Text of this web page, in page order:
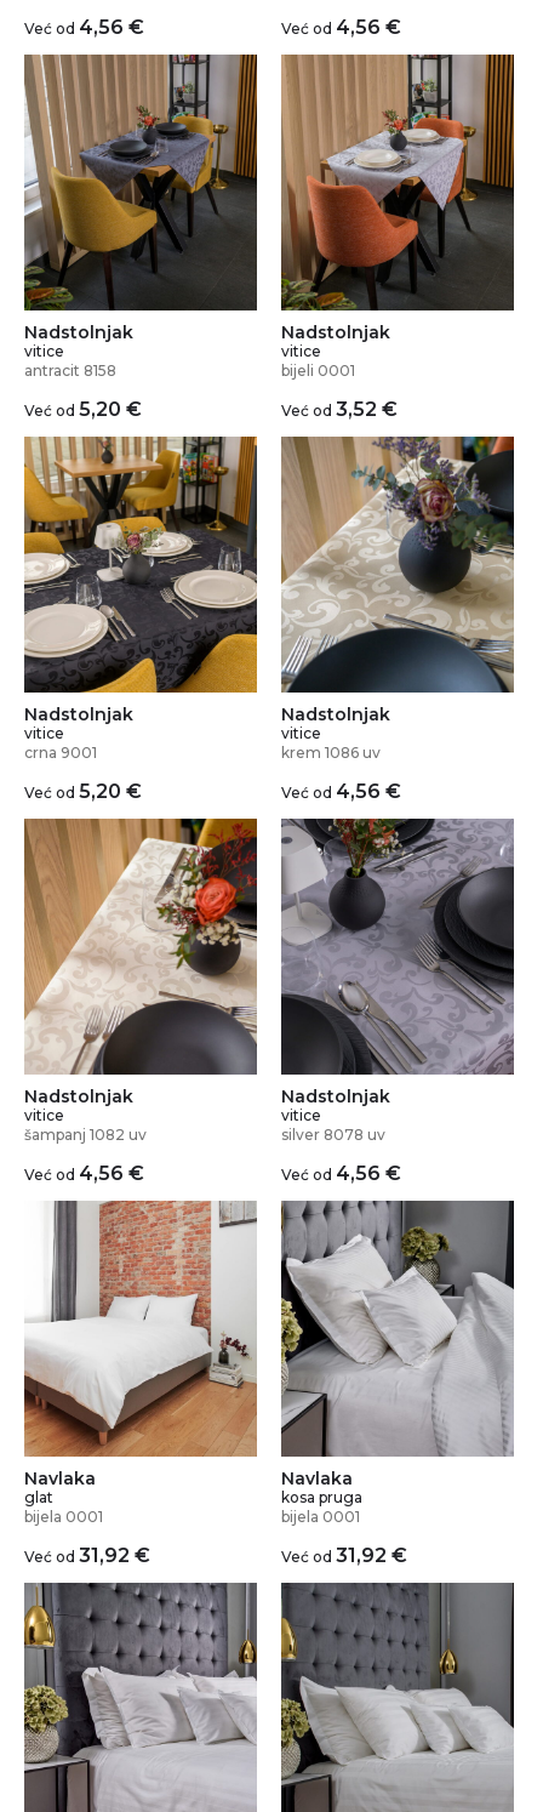
Već od 4,56 € Već od 4,56 €
Nadstolnjak
vitice
antracit 8158
Već od 5,20 €
Nadstolnjak
vitice
bijeli 0001
Već od 3,52 €
Nadstolnjak
vitice
crna 9001
Već od 5,20 €
Nadstolnjak
vitice
krem 1086 uv
Već od 4,56 €
Nadstolnjak
vitice
šampanj 1082 uv
Već od 4,56 €
Nadstolnjak
vitice
silver 8078 uv
Već od 4,56 €
Navlaka
glat
bijela 0001
Već od 31,92 €
Navlaka
kosa pruga
bijela 0001
Već od 31,92 €